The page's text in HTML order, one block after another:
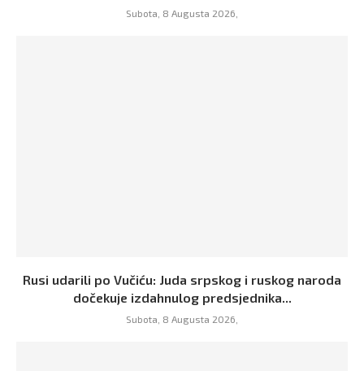
Subota, 8 Augusta 2026,
Rusi udarili po Vučiću: Juda srpskog i ruskog naroda
dočekuje izdahnulog predsjednika...
Subota, 8 Augusta 2026,